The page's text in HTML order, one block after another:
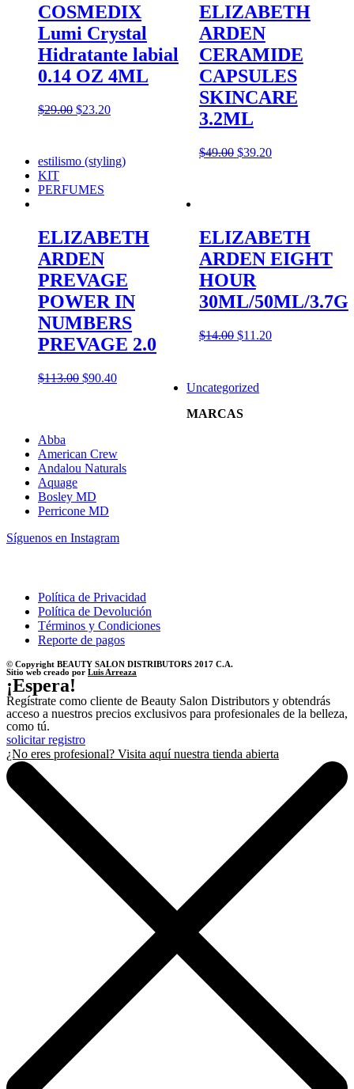
COSMEDIX
Lumi Crystal
Hidratante labial
0.14 OZ 4ML
$29.00 $23.20
ELIZABETH
ARDEN
CERAMIDE
CAPSULES
SKINCARE
3.2ML
$49.00 $39.20
ELIZABETH
ARDEN
PREVAGE
POWER IN
NUMBERS
PREVAGE 2.0
$113.00 $90.40
ELIZABETH
ARDEN EIGHT
HOUR
30ML/50ML/3.7G
$14.00 $11.20
estilismo (styling)
KIT
PERFUMES
Uncategorized
MARCAS
Abba
American Crew
Andalou Naturals
Aquage
Bosley MD
Perricone MD
Síguenos en Instagram
Política de Privacidad
Política de Devolución
Términos y Condiciones
Reporte de pagos
© Copyright BEAUTY SALON DISTRIBUTORS 2017 C.A.
Sitio web creado por Luis Arreaza
¡Espera!
Regístrate como cliente de Beauty Salon Distributors y obtendrás
acceso a nuestros precios exclusivos para profesionales de la belleza,
como tú.
solicitar registro
¿No eres profesional? Visita aquí nuestra tienda abierta